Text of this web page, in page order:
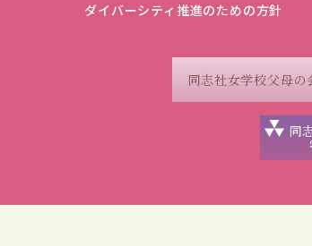
ダイバーシティ推進のための方針
同志社女学校父母の
同